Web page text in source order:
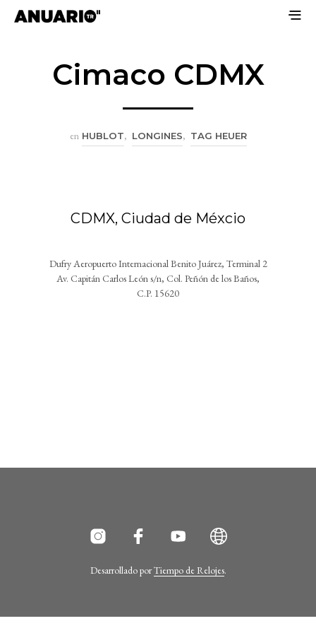
Cimaco CDMX
en HUBLOT, LONGINES, TAG HEUER
CDMX, Ciudad de Méxcio
Dufry Aeropuerto Internacional Benito Juárez, Terminal 2
Av. Capitán Carlos León s/n, Col. Peñón de los Baños,
C.P. 15620
Desarrollado porTiempo de Relojes.